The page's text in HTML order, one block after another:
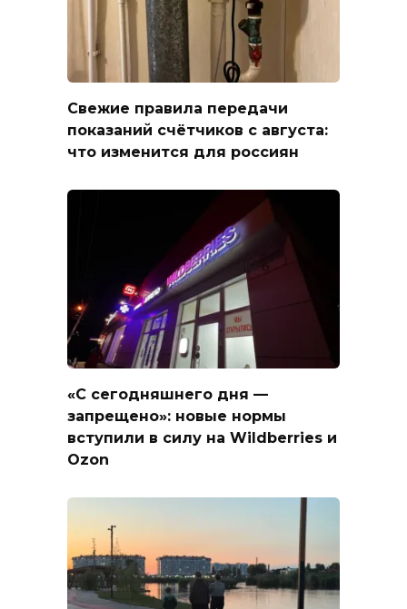
Свежие правила передачи
показаний счётчиков с августа:
что изменится для россиян
«С сегодняшнего дня —
запрещено»: новые нормы
вступили в силу на Wildberries и
Ozon